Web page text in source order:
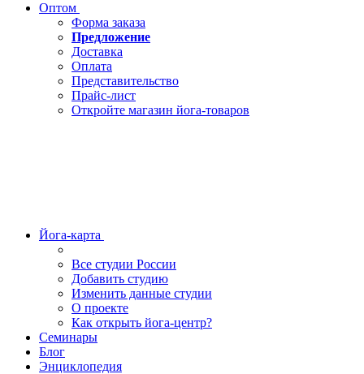
Оптом
Форма заказа
Предложение
Доставка
Оплата
Представительство
Прайс-лист
Откройте магазин йога-товаров
Йога-карта
Все студии России
Добавить студию
Изменить данные студии
О проекте
Как открыть йога-центр?
Семинары
Блог
Энциклопедия